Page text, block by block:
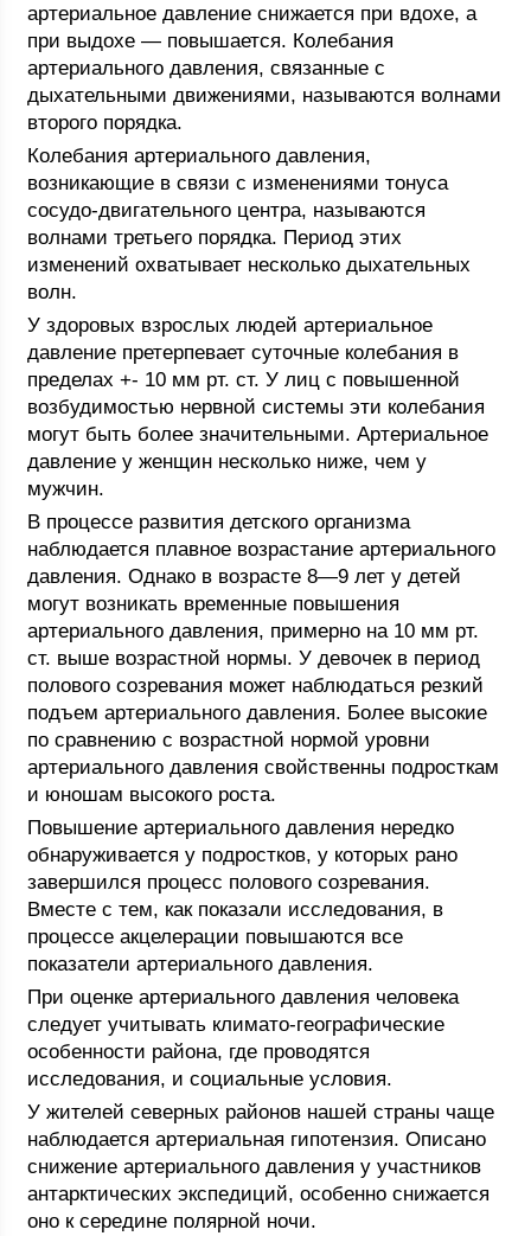
артериальное давление снижается при вдохе, а
при выдохе — повышается. Колебания
артериального давления, связанные с
дыхательными движениями, называются волнами
второго порядка.
Колебания артериального давления,
возникающие в связи с изменениями тонуса
сосудо-двигательного центра, называются
волнами третьего порядка. Период этих
изменений охватывает несколько дыхательных
волн.
У здоровых взрослых людей артериальное
давление претерпевает суточные колебания в
пределах +- 10 мм рт. ст. У лиц с повышенной
возбудимостью нервной системы эти колебания
могут быть более значительными. Артериальное
давление у женщин несколько ниже, чем у
мужчин.
В процессе развития детского организма
наблюдается плавное возрастание артериального
давления. Однако в возрасте 8—9 лет у детей
могут возникать временные повышения
артериального давления, примерно на 10 мм рт.
ст. выше возрастной нормы. У девочек в период
полового созревания может наблюдаться резкий
подъем артериального давления. Более высокие
по сравнению с возрастной нормой уровни
артериального давления свойственны подросткам
и юношам высокого роста.
Повышение артериального давления нередко
обнаруживается у подростков, у которых рано
завершился процесс полового созревания.
Вместе с тем, как показали исследования, в
процессе акцелерации повышаются все
показатели артериального давления.
При оценке артериального давления человека
следует учитывать климато-географические
особенности района, где проводятся
исследования, и социальные условия.
У жителей северных районов нашей страны чаще
наблюдается артериальная гипотензия. Описано
снижение артериального давления у участников
антарктических экспедиций, особенно снижается
оно к середине полярной ночи.